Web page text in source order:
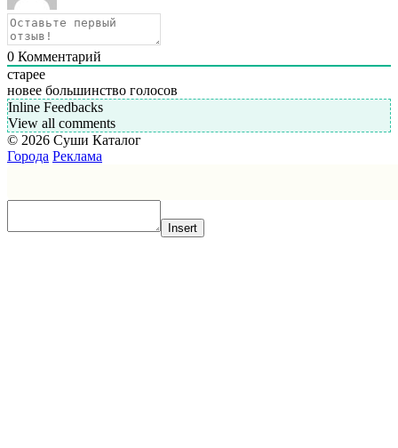
0 Комментарий
старее
новее большинство голосов
Inline Feedbacks
View all comments
© 2026 Суши Каталог
Города Реклама
Insert